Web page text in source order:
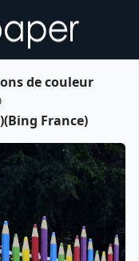
de couleur
France)